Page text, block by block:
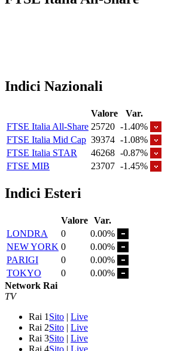
Indici Nazionali
Valore
Var.
FTSE Italia All-Share 25720 -1.40%
FTSE Italia Mid Cap 39374 -1.08%
FTSE Italia STAR
46268 -0.87%
FTSE MIB
23707 -1.45%
Indici Esteri
Valore Var.
LONDRA
0
0.00%
NEW YORK 0
0.00%
PARIGI
0
0.00%
TOKYO
0
0.00%
Network Rai
TV
Rai 1 Sito | Live
Rai 2Sito | Live
Rai 3Sito | Live
Rai 4Sito | Live